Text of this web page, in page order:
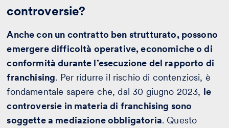
controversie?
Anche con un contratto ben strutturato, possono
emergere difficoltà operative, economiche o di
conformità durante l’esecuzione del rapporto di
franchising. Per ridurre il rischio di contenziosi, è
fondamentale sapere che, dal 30 giugno 2023, le
controversie in materia di franchising sono
soggette a mediazione obbligatoria. Questo